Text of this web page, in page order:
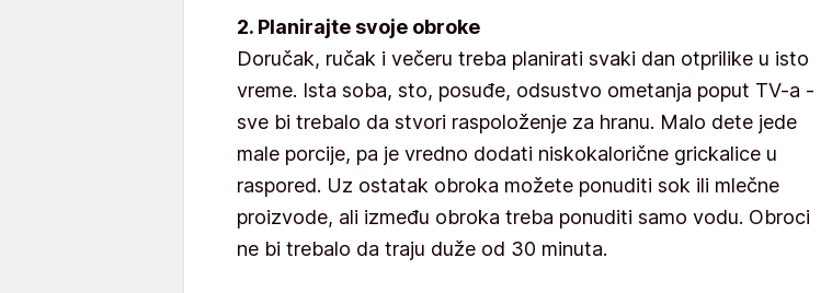
2. Planirajte svoje obroke
Doručak, ručak i večeru treba planirati svaki dan otprilike u isto
vreme. Ista soba, sto, posuđe, odsustvo ometanja poput TV-a -
sve bi trebalo da stvori raspoloženje za hranu. Malo dete jede
male porcije, pa je vredno dodati niskokalorične grickalice u
raspored. Uz ostatak obroka možete ponuditi sok ili mlečne
proizvode, ali između obroka treba ponuditi samo vodu. Obroci
ne bi trebalo da traju duže od 30 minuta.